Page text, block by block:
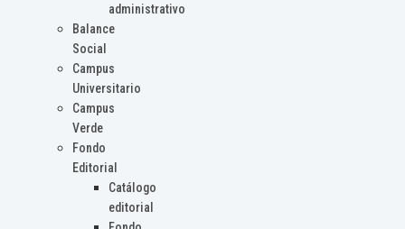
administrativo
Balance
Social
Campus
Universitario
Campus
Verde
Fondo
Editorial
Catálogo
editorial